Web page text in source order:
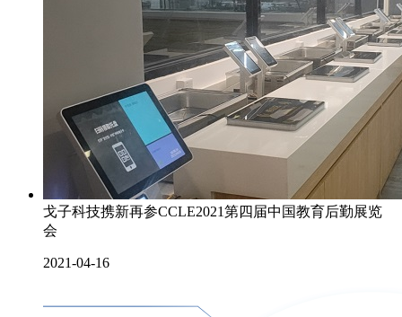
戈子科技携新再参CCLE2021第四届中国教育后勤展览
会
2021-04-16